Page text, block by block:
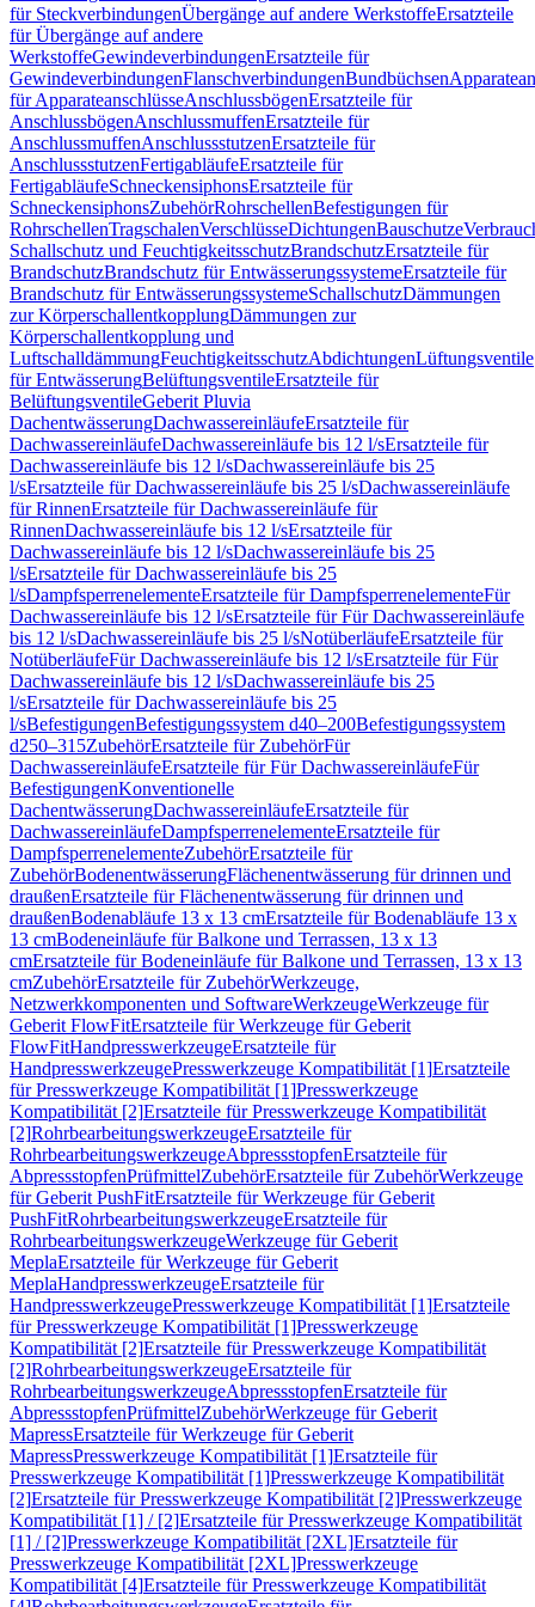
für SteckverbindungenÜbergänge auf andere WerkstoffeErsatzteile
für Übergänge auf andere
WerkstoffeGewindeverbindungenErsatzteile für
GewindeverbindungenFlanschverbindungenBundbüchsen
für ApparateanschlüsseAnschlussbögenErsatzteile für
AnschlussbögenAnschlussmuffenErsatzteile für
AnschlussmuffenAnschlussstutzenErsatzteile für
AnschlussstutzenFertigabläufeErsatzteile für
FertigabläufeSchneckensiphonsErsatzteile für
SchneckensiphonsZubehörRohrschellenBefestigungen für
RohrschellenTragschalenVerschlüsseDichtungenBauschutze
Schallschutz und FeuchtigkeitsschutzBrandschutzErsatzteile für
BrandschutzBrandschutz für EntwässerungssystemeErsatzteile für
Brandschutz für EntwässerungssystemeSchallschutzDämmungen
zur KörperschallentkopplungDämmungen zur
Körperschallentkopplung und
LuftschalldämmungFeuchtigkeitsschutzAbdichtungenLüftungsventile
für EntwässerungBelüftungsventileErsatzteile für
BelüftungsventileGeberit Pluvia
DachentwässerungDachwassereinläufeErsatzteile für
DachwassereinläufeDachwassereinläufe bis 12 l/sErsatzteile für
Dachwassereinläufe bis 12 l/sDachwassereinläufe bis 25
l/sErsatzteile für Dachwassereinläufe bis 25 l/sDachwassereinläufe
für RinnenErsatzteile für Dachwassereinläufe für
RinnenDachwassereinläufe bis 12 l/sErsatzteile für
Dachwassereinläufe bis 12 l/sDachwassereinläufe bis 25
l/sErsatzteile für Dachwassereinläufe bis 25
l/sDampfsperrenelementeErsatzteile für DampfsperrenelementeFür
Dachwassereinläufe bis 12 l/sErsatzteile für Für Dachwassereinläufe
bis 12 l/sDachwassereinläufe bis 25 l/sNotüberläufeErsatzteile für
NotüberläufeFür Dachwassereinläufe bis 12 l/sErsatzteile für Für
Dachwassereinläufe bis 12 l/sDachwassereinläufe bis 25
l/sErsatzteile für Dachwassereinläufe bis 25
l/sBefestigungenBefestigungssystem d40–200Befestigungssystem
d250–315ZubehörErsatzteile für ZubehörFür
DachwassereinläufeErsatzteile für Für DachwassereinläufeFür
BefestigungenKonventionelle
DachentwässerungDachwassereinläufeErsatzteile für
DachwassereinläufeDampfsperrenelementeErsatzteile für
DampfsperrenelementeZubehörErsatzteile für
ZubehörBodenentwässerungFlächenentwässerung für drinnen und
draußenErsatzteile für Flächenentwässerung für drinnen und
draußenBodenabläufe 13 x 13 cmErsatzteile für Bodenabläufe 13 x
13 cmBodeneinläufe für Balkone und Terrassen, 13 x 13
cmErsatzteile für Bodeneinläufe für Balkone und Terrassen, 13 x 13
cmZubehörErsatzteile für ZubehörWerkzeuge,
Netzwerkkomponenten und SoftwareWerkzeugeWerkzeuge für
Geberit FlowFitErsatzteile für Werkzeuge für Geberit
FlowFitHandpresswerkzeugeErsatzteile für
HandpresswerkzeugePresswerkzeuge Kompatibilität [1]Ersatzteile
für Presswerkzeuge Kompatibilität [1]Presswerkzeuge
Kompatibilität [2]Ersatzteile für Presswerkzeuge Kompatibilität
[2]RohrbearbeitungswerkzeugeErsatzteile für
RohrbearbeitungswerkzeugeAbpressstopfenErsatzteile für
AbpressstopfenPrüfmittelZubehörErsatzteile für ZubehörWerkzeuge
für Geberit PushFitErsatzteile für Werkzeuge für Geberit
PushFitRohrbearbeitungswerkzeugeErsatzteile für
RohrbearbeitungswerkzeugeWerkzeuge für Geberit
MeplaErsatzteile für Werkzeuge für Geberit
MeplaHandpresswerkzeugeErsatzteile für
HandpresswerkzeugePresswerkzeuge Kompatibilität [1]Ersatzteile
für Presswerkzeuge Kompatibilität [1]Presswerkzeuge
Kompatibilität [2]Ersatzteile für Presswerkzeuge Kompatibilität
[2]RohrbearbeitungswerkzeugeErsatzteile für
RohrbearbeitungswerkzeugeAbpressstopfenErsatzteile für
AbpressstopfenPrüfmittelZubehörWerkzeuge für Geberit
MapressErsatzteile für Werkzeuge für Geberit
MapressPresswerkzeuge Kompatibilität [1]Ersatzteile für
Presswerkzeuge Kompatibilität [1]Presswerkzeuge Kompatibilität
[2]Ersatzteile für Presswerkzeuge Kompatibilität [2]Presswerkzeuge
Kompatibilität [1] / [2]Ersatzteile für Presswerkzeuge Kompatibilität
[1] / [2]Presswerkzeuge Kompatibilität [2XL]Ersatzteile für
Presswerkzeuge Kompatibilität [2XL]Presswerkzeuge
Kompatibilität [4]Ersatzteile für Presswerkzeuge Kompatibilität